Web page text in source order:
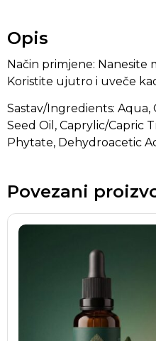
Opis
Način primjene: Nanesite
Koristite ujutro i uveče
Sastav/Ingredients: Aqua,
Seed Oil, Caprylic/Capric
Phytate, Dehydroacetic
Povezani